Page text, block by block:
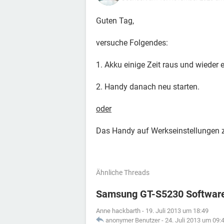
Guten Tag,
versuche Folgendes:
1. Akku einige Zeit raus und wieder
2. Handy danach neu starten.
oder
Das Handy auf Werkseinstellungen
Ähnliche Threads
Samsung GT-S5230
Anne hackbarth - 19. Juli 2013 um 18:49
anonymer Benutzer - 24. Juli 2013 um